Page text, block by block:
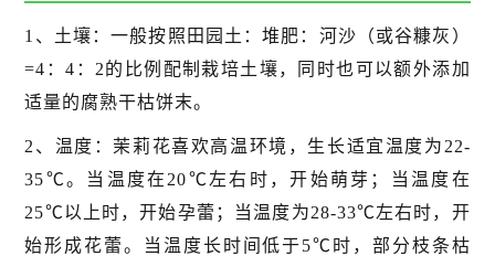
1、土壤：一般按照田园土：堆肥：河沙（或谷糠灰）
=4：4：2的比例配制栽培土壤，同时也可以额外添加
适量的腐熟干枯饼末。
2、温度：茉莉花喜欢高温环境，生长适宜温度为22-
35℃。当温度在20℃左右时，开始萌芽；当温度在
25℃以上时，开始孕蕾；当温度为28-33℃左右时，开
始形成花蕾。当温度长时间低于5℃时，部分枝条枯